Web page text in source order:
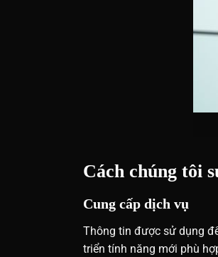
Cách chúng tôi
Cung cấp dịch vụ
Thông tin được sử dụng
triển tính năng mới phù